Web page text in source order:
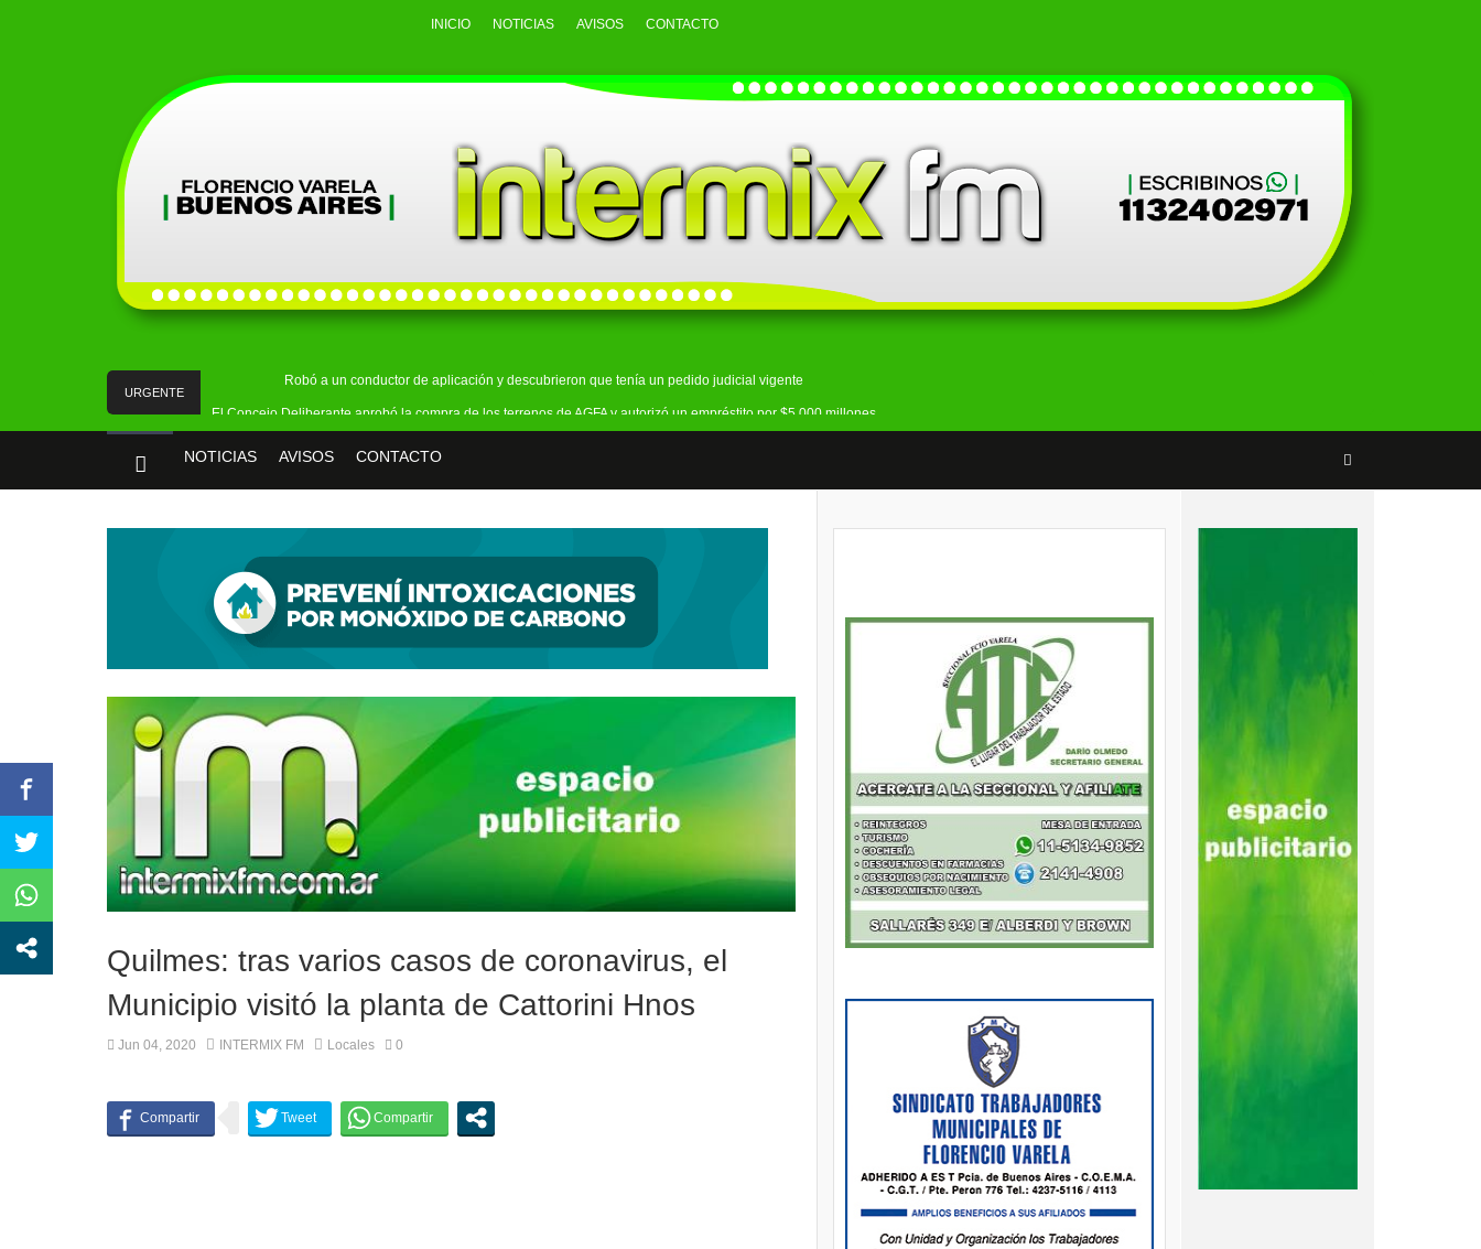
INICIO NOTICIAS AVISOS CONTACTO
URGENTE
Robó a un conductor de aplicación y descubrieron que tenía un pedido judicial vigente
El Concejo Deliberante aprobó la compra de los terrenos de AGFA y autorizó un empréstito por $5.000 millones
NOTICIAS AVISOS CONTACTO
Quilmes: tras varios casos de coronavirus, el
Municipio visitó la planta de Cattorini Hnos
Jun 04, 2020 INTERMIX FM Locales 0